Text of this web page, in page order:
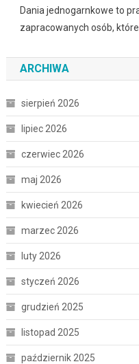
Dania jednogarnkowe to
zapracowanych osób, które
ARCHIWA
sierpień 2026
lipiec 2026
czerwiec 2026
maj 2026
kwiecień 2026
marzec 2026
luty 2026
styczeń 2026
grudzień 2025
listopad 2025
październik 2025